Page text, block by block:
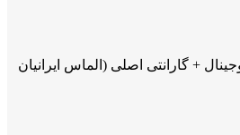
+ گارانتی اصلی (الماس ایرانیان